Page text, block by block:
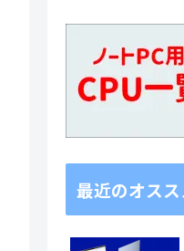
最近のオスス